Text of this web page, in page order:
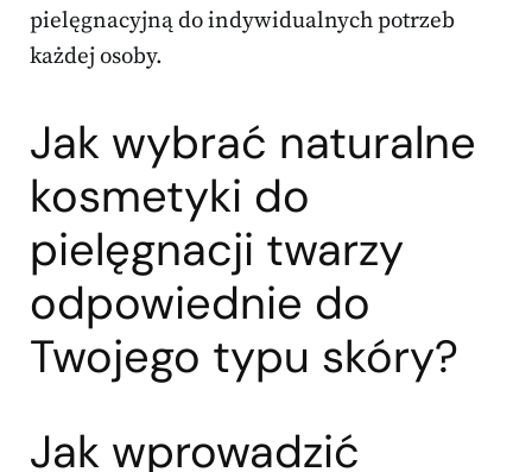
pielęgnacyjną do indywidualnych potrzeb
każdej osoby.
Jak wybrać naturalne
kosmetyki do
pielęgnacji twarzy
odpowiednie do
Twojego typu skóry?
Jak wprowadzić